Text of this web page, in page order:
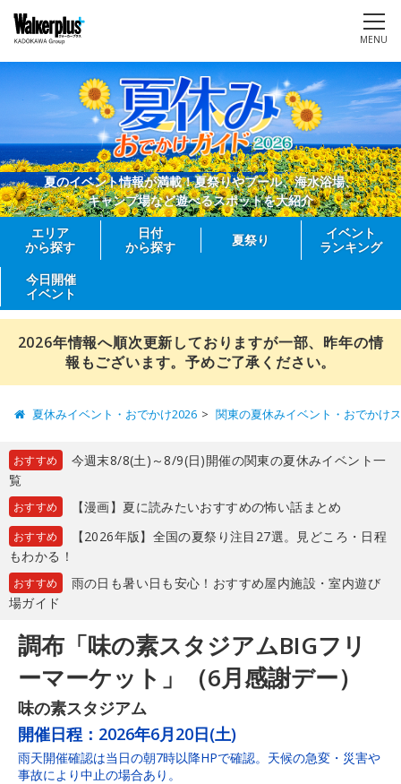
MENU
夏のイベント情報が満載！夏祭りやプール、海水浴場、
キャンプ場など遊べるスポットを大紹介
エリア
から探す
日付
から探す
夏祭り
イベント
ランキング
今日開催
イベント
2026年情報へ順次更新しておりますが一部、昨年の情
報もございます。予めご了承ください。
夏休みイベント・おでかけ2026 関東の夏休みイベント・おでかけ
おすすめ
今週末8/8(土)～8/9(日)開催の関東の夏休みイベント一
覧
おすすめ 【漫画】夏に読みたいおすすめの怖い話まとめ
おすすめ
【2026年版】全国の夏祭り注目27選。見どころ・日程
もわかる！
おすすめ
雨の日も暑い日も安心！おすすめ屋内施設・室内遊び
場ガイド
調布「味の素スタジアムBIGフリ
ーマーケット」（6月感謝デー）
味の素スタジアム
開催日程： 2026年6月20日(土)
雨天開催確認は当日の朝7時以降HPで確認。天候の急変・災害や
事故により中止の場合あり。